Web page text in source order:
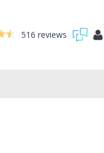
516 reviews